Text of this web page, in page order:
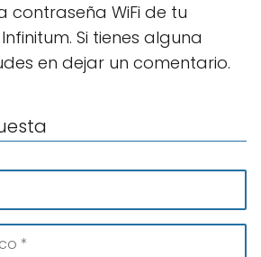
WiFi de tu
Si tienes alguna
en dejar un comentario.